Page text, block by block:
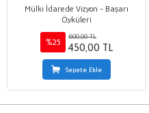
Mülki İdarede Vizyon - Başarı
Öyküleri
%25
600,00 TL
450,00 TL
Sepete Ekle